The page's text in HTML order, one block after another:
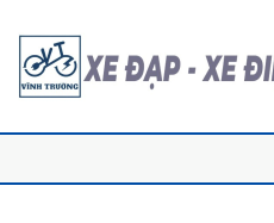
content